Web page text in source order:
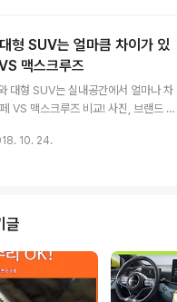
을 페달에 100% 전달하여 작동하게
자전거는 전기 모터와 사람의 힘을 적
크게 힘을 들이지 않고 이동할 수 있는
용도의 출퇴근 이동수단으로 각광을
관점에서도 전기자전거 시장은 계속
. ▲ 이미지 : Indiegogo / 전기 자전거
형 SUV는 얼마큼 차이가 있
맥스크루즈
대형 SUV는 실내공간에서 얼마나 차
VS 맥스크루즈 비교! 사진, 브랜드 제
를 제시하는 연못구름입니다! 다음
만큼 자동차의 크기도 커진다고 할
지 국내에서 대형 SUV는 기아차 모하
즈, 작년에 출시된 쌍용차 렉스턴이 대
었는데, 대형 SUV만의 넓은 공간을 바
인기는 높아지고 있습니다. 하지만 7
10. 24.
글